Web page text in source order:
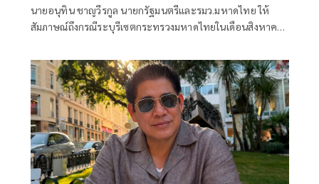
นายอนุทิน ชาญวีรกูล นายกรัฐมนตรีและรมว.มหาดไทย ให้
สัมภาษณ์ถึงกรณีระบุรีเซตกระทรวงมหาดไทยในเดือนสิงหาคม